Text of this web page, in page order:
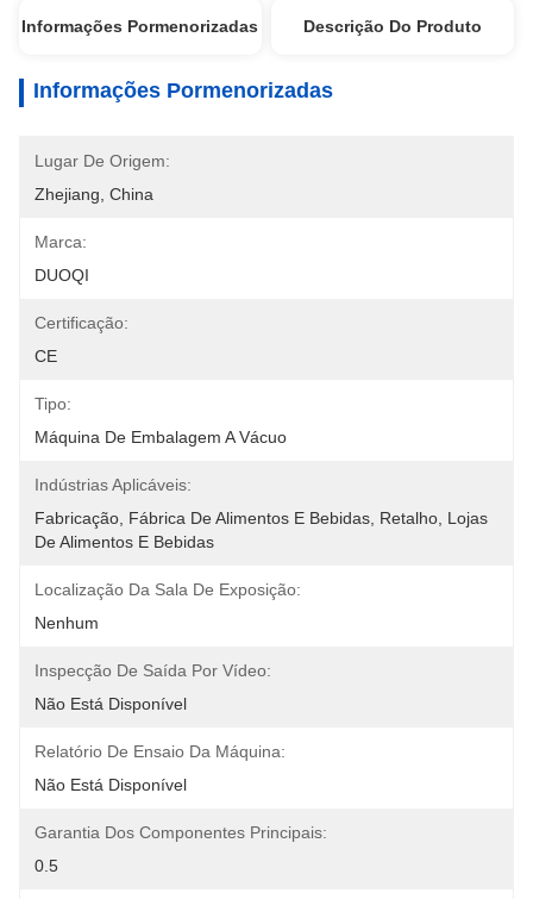
Informações Pormenorizadas Descrição Do Produto
Informações Pormenorizadas
Lugar De Origem:
Zhejiang, China
Marca:
DUOQI
Certificação:
CE
Tipo:
Máquina De Embalagem A Vácuo
Indústrias Aplicáveis:
Fabricação, Fábrica De Alimentos E Bebidas, Retalho, Lojas
De Alimentos E Bebidas
Localização Da Sala De Exposição:
Nenhum
Inspecção De Saída Por Vídeo:
Não Está Disponível
Relatório De Ensaio Da Máquina:
Não Está Disponível
Garantia Dos Componentes Principais:
0.5